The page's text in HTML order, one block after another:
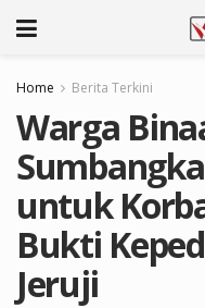
Home Berita Terkini
Warga
untuk
Bukti
Jeruji